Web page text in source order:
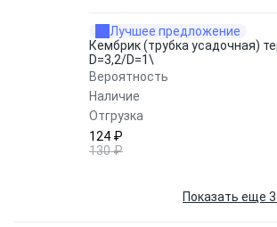
Лучшее предложение
Кембрик (трубка усадочная)
D=3,2/D=1\
Вероятность
Наличие
Отгрузка
124 ₽
130 ₽
Показать еще